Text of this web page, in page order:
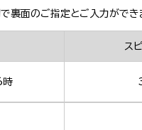
裏面のご指定とご入力ができ
ス
時